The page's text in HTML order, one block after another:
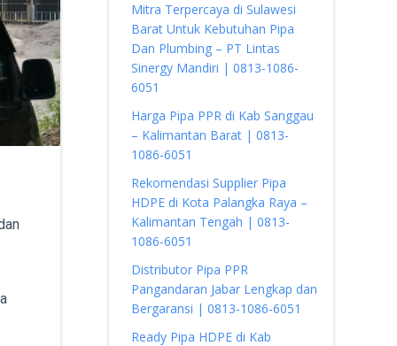
Mitra Terpercaya di Sulawesi
Barat Untuk Kebutuhan Pipa
Dan Plumbing – PT Lintas
Sinergy Mandiri | 0813-1086-
6051
Harga Pipa PPR di Kab Sanggau
– Kalimantan Barat | 0813-
1086-6051
Rekomendasi Supplier Pipa
HDPE di Kota Palangka Raya –
Kalimantan Tengah | 0813-
1086-6051
Distributor Pipa PPR
Pangandaran Jabar Lengkap dan
Bergaransi | 0813-1086-6051
Ready Pipa HDPE di Kab